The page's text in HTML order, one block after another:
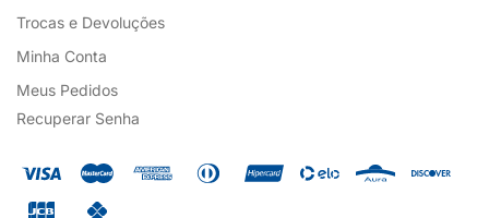
Trocas e Devoluções
Minha Conta
Meus Pedidos
Recuperar Senha